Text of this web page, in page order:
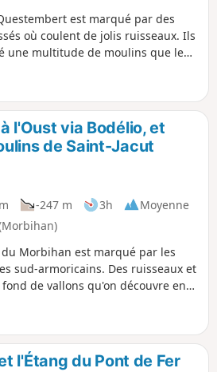
est marqué par des
où coulent de jolis ruisseaux. Ils
une multitude de moulins que le
de très beaux chemins
peut-être les avons nous
c'était !
l'Oust via Bodélio, et
de Saint-Jacut
-247 m 3h
Moyenne
du Morbihan est marqué par les
sud-armoricains. Des ruisseaux et
de vallons qu'on découvre en
ce paysage par de petites
étape dans quelques lieux
l'Étang du Pont de Fer